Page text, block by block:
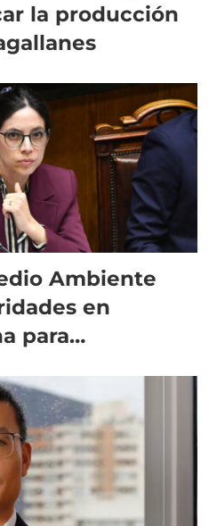
la producción
Ambiente
en
para